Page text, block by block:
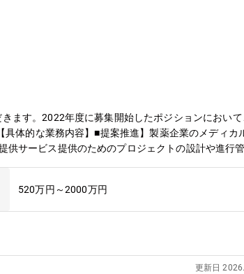
ます。2022年度に募集開始したポジションにおい
体的な業務内容】■提案推進】製薬企業のメディカ
供サービス提供のためのプロジェクトの設計や進行
DXグループそのものの拡大に向け、シニアリーダー
参考記事】■事業内容：https://www.youtube.com/
520万円～2000万円
更新日